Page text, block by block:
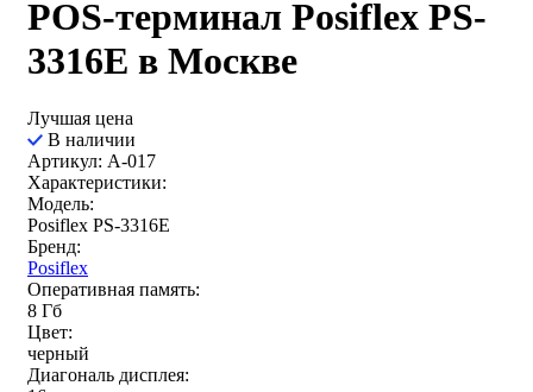
POS-терминал Posiflex PS-
3316E в Москве
Лучшая цена
В наличии
Артикул: A-017
Характеристики:
Модель:
Posiflex PS-3316E
Бренд:
Posiflex
Оперативная память:
8 Гб
Цвет:
черный
Диагональ дисплея: